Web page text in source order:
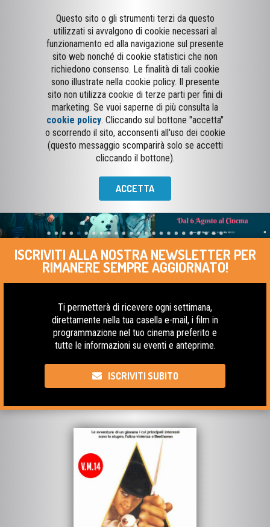
Questo sito o gli strumenti terzi da questo
utilizzati si avvalgono di cookie necessari al
funzionamento ed alla navigazione sul presente
sito web nonché di cookie statistici che non
richiedono consenso. Le finalità di tali cookie
sono illustrate nella cookie policy. Il presente
sito non utilizza cookie di terze parti per fini di
marketing. Se vuoi saperne di più consulta la
cookie policy. Cliccando sul bottone "accetta"
o scorrendo il sito, acconsenti all'uso dei cookie
(questo messaggio scomparirà solo se accetti
cliccando il bottone).
ACCETTA
ISCRIVITI ALLA NOSTRA NEWSLETTER PER
RIMANERE SEMPRE AGGIORNATO!
Ti permetterà di ricevere ogni settimana,
direttamente nella tua casella e-mail, i film in
programmazione nel tuo cinema preferito e
tutte le informazioni su eventi e anteprime.
ISCRIVITI SUBITO